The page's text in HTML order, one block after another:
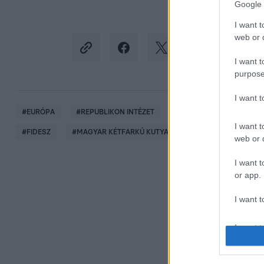
Google
I want
web or
I want
I want
I want
web or
I want
or app.
I want
I want
#EURÓPA #REPUBLIKON INTÉZET
#FIDESZ #MAGYAR KÉTFARKÚ KUTYA PÁRT